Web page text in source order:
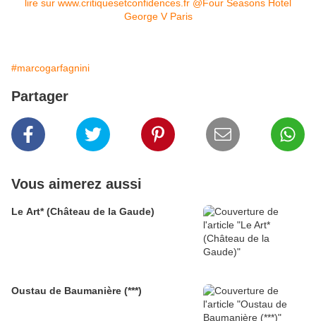
#marcogarfagnini
Partager
Vous aimerez aussi
Le Art* (Château de la Gaude)
Oustau de Baumanière (***)